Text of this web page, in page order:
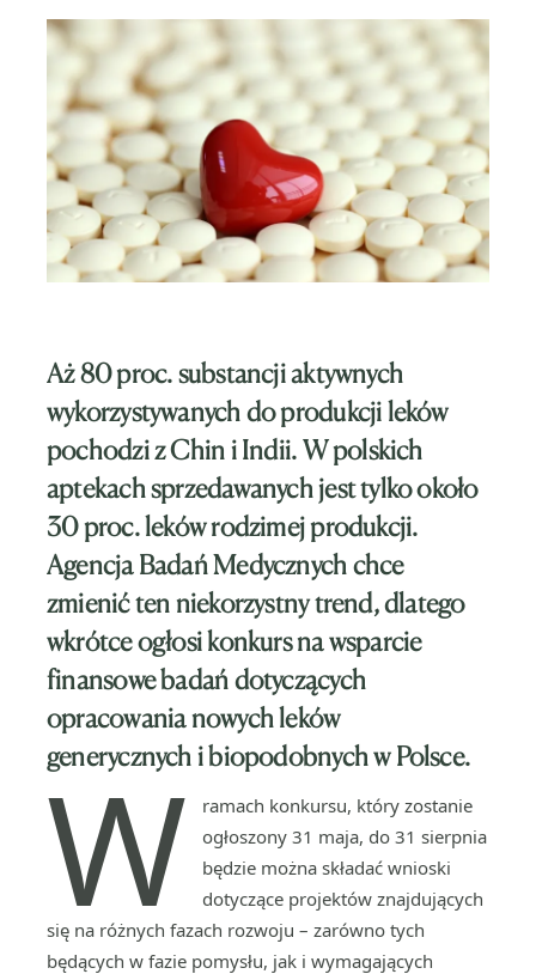
Aż80 proc. substancji aktywnych
wykorzystywanych do produkcji leków
pochodzi z Chin i Indii. W polskich
aptekach sprzedawanych jest tylko około
30 proc. leków rodzimej produkcji.
Agencja Badań Medycznych chce
zmienić ten niekorzystny trend, dlatego
wkrótce ogłosi konkurs na wsparcie
finansowe badań dotyczących
opracowania nowych leków
generycznych i biopodobnych w Polsce.
W
ramach konkursu, który zostanie
ogłoszony 31 maja, do 31 sierpnia
będzie można składać wnioski
dotyczące projektów znajdujących
się na różnych fazach rozwoju – zarówno tych
będących w fazie pomysłu, jak i wymagających